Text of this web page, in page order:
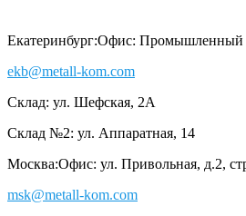
Екатеринбург:Офис: Промышленный
ekb@metall-kom.com
Склад: ул. Шефская, 2А
Склад №2: ул. Аппаратная, 14
Москва:Офис: ул. Привольная, д.2,
msk@metall-kom.com